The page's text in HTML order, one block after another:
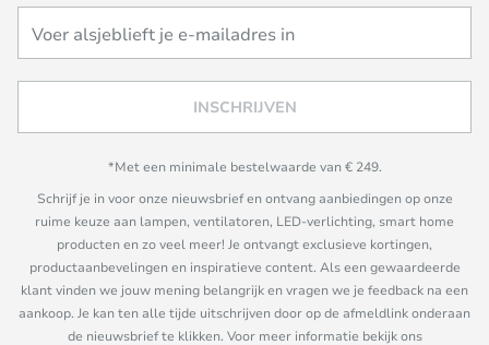
INSCHRIJVEN
*Met een minimale bestelwaarde van € 249.
Schrijf je in voor onze nieuwsbrief en ontvang aanbiedingen op onze
ruime keuze aan lampen, ventilatoren, LED-verlichting, smart home
producten en zo veel meer! Je ontvangt exclusieve kortingen,
productaanbevelingen en inspiratieve content. Als een gewaardeerde
klant vinden we jouw mening belangrijk en vragen we je feedback na een
aankoop. Je kan ten alle tijde uitschrijven door op de afmeldlink onderaan
de nieuwsbrief te klikken. Voor meer informatie bekijk ons